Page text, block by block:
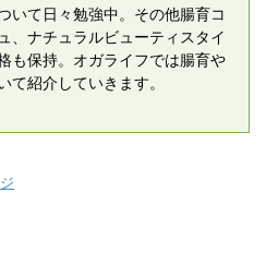
いて日々勉強中。その他腸育コ
、ナチュラルビューティスタイ
も保持。オガライフでは腸育や
て紹介していきます。